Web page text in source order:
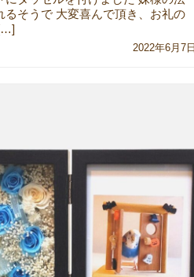
るそうで 大変喜んで頂き、お礼の
2022年6月7